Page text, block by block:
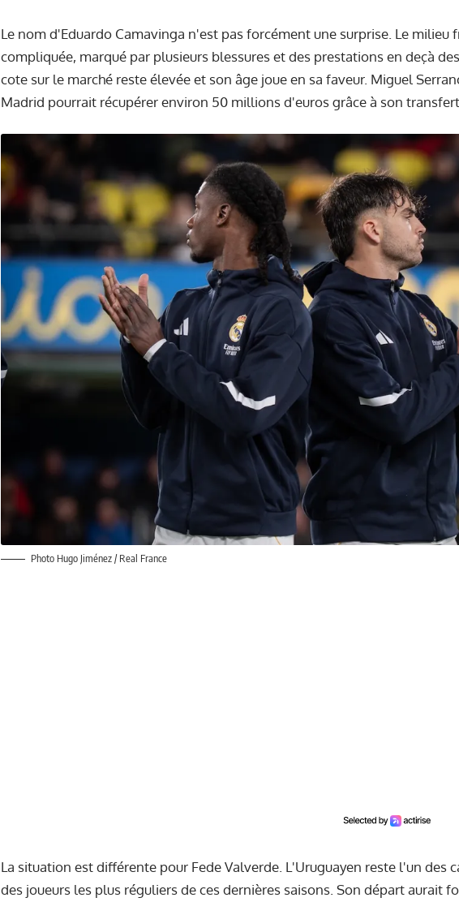
Le nom d'Eduardo Camavinga n'est pas forcément une surprise. Le milieu
compliquée, marqué par plusieurs blessures et des prestations en deçà
cote sur le marché reste élevée et son âge joue en sa faveur. Miguel
Madrid pourrait récupérer environ 50 millions d'euros grâce à son
Photo Hugo Jiménez / Real France
La situation est différente pour Fede Valverde. L'Uruguayen reste l'un des
des joueurs les plus réguliers de ces dernières saisons. Son départ aurait